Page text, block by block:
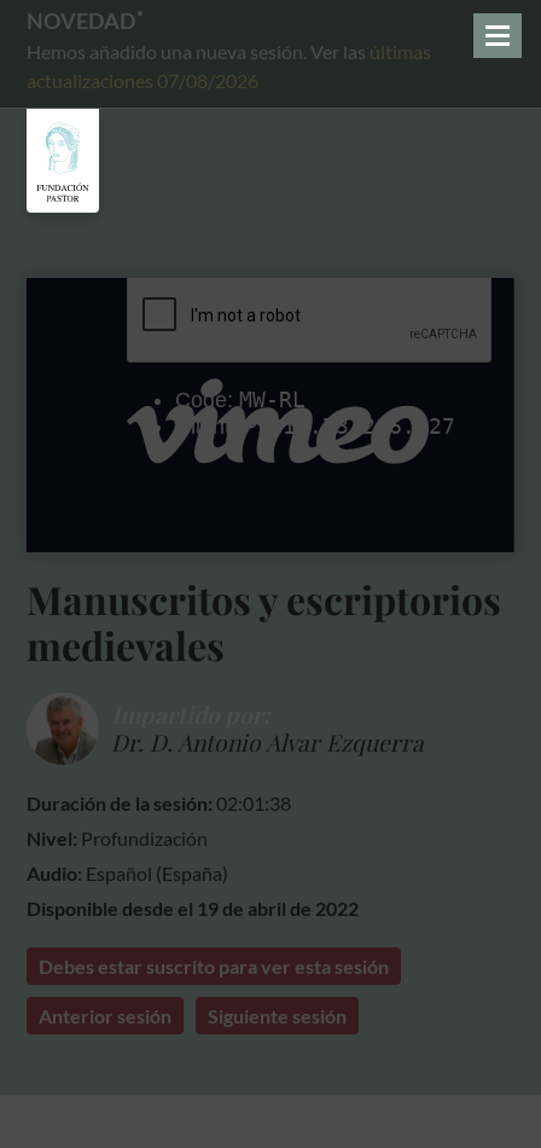
NOVEDAD
Hemos añadido una nueva sesión. Ver las últimas
actualizaciones 07/08/2026
Manuscritos y escriptorios
medievales
Dr. D. Antonio Alvar Ezquerra
Duración de la sesión:02:01:38
Nivel: Profundización
Audio: Español (España)
Disponible desde el 19 de abril de 2022
Debes estar suscrito para ver esta sesión
Anterior sesión Siguiente sesión